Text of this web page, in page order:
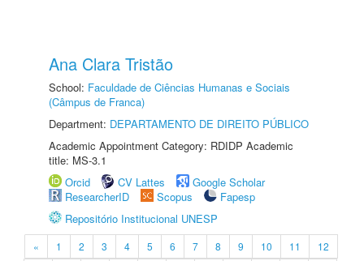
Ana Clara Tristão
School: Faculdade de Ciências Humanas e Sociais
(Câmpus de Franca)
Department: DEPARTAMENTO DE DIREITO PÚBLICO
Academic Appointment Category: RDIDP Academic
title: MS-3.1
Orcid
CV Lattes
Google Scholar
ResearcherID
Scopus
Fapesp
Repositório Institucional UNESP
« 1 2 3 4 5 6 7 8 9 10 11
12